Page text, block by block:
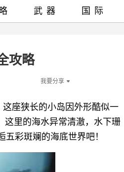
攻略
我要分享
这座狭长的小岛因外形酷似一
这里的海水异常清澈，水下珊
彩斑斓的海底世界吧！
武器 国际